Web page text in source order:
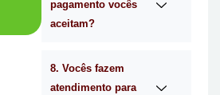
pagamento vocês
aceitam?
8. Vocês fazem
atendimento para